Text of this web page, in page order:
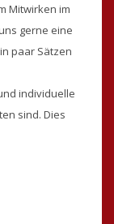
Mitwirken im
gerne eine
paar Sätzen
individuelle
sind. Dies